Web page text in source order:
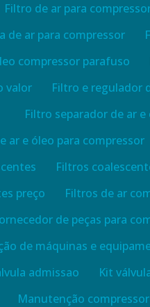
Filtro de ar para
de ar para compressor
compressor parafuso
valor
Filtro e regulador
Filtro separador de ar e
ar e óleo para compressor
Filtros
preço
Filtros de ar
de peças para
de máquinas e
admissao
Kit
Manutenção